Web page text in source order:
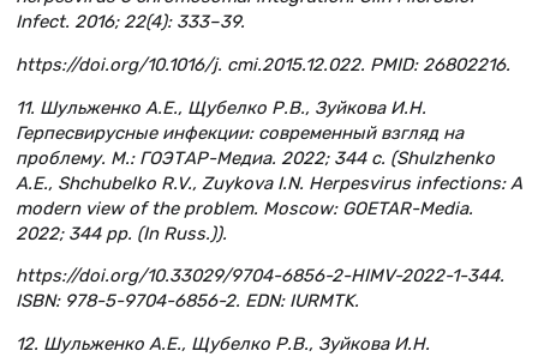
Infect. 2016; 22(4): 333–39.
https://doi.org/10.1016/j. cmi.2015.12.022. PMID: 26802216.
11. Шульженко А.Е., Щубелко Р.В., Зуйкова И.Н.
Герпесвирусные инфекции: современный взгляд на
проблему. М.: ГОЭТАР-Медиа. 2022; 344 с. (Shulzhenko
A.E., Shchubelko R.V., Zuykova I.N. Herpesvirus infections: A
modern view of the problem. Moscow: GOETAR-Media.
2022; 344 pp. (In Russ.)).
https://doi.org/10.33029/9704-6856-2-HIMV-2022-1-344.
ISBN: 978-5-9704-6856-2. EDN: IURMTK.
12. Шульженко А.Е., Щубелко Р.В., Зуйкова И.Н.